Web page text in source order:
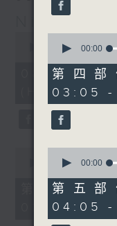
品，每晚亦會
如果哪天你不
值得細聽的音樂
Night
seconds
minutes,
seconds
00:00
08/08/
(HKT
seconds
minutes,
seconds
00:00
第二部份
02:00)
seconds
55
minutes,
20
seconds
00:00
第四
03:05
seconds
55
minutes,
20
seconds
00:00
第五
04:05